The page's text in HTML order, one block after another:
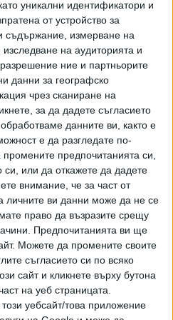
уникални идентификатори и
от устройство за
съдържание, измерване на
на аудиторията и
ние и партньорите
данни за географско
чрез сканиране на
за да дадете съгласието
данните ви, както е
е да разгледате по-
предпочитанията си,
си, или да откажете да дадете
внимание, че за част от
личните ви данни може да не се
право да възразите срещу
Предпочитанията ви ще
Можете да промените своите
съгласието си по всяко
сайт и кликнете върху бутона
на уеб страницата.
уебсайт/това приложение
някои наболели проблеми от
могат да се задълбочат
даването на
с особа, която търси само
Мнозина от родените под
в нови ситуации и ще
предизвикателства
Добри ще са контактите ви
такива с изявени личности
прехвърлят своите
но едва ли това ще им
да се отнасяте с повече